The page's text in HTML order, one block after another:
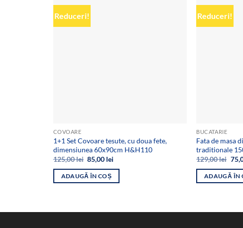
Reduceri!
COVOARE
1+1 Set Covoare tesute, cu doua fete,
dimensiunea 60x90cm H&H110
125,00lei Prețul
inițial
a
fost:
85,00 lei
este:
ADAUGĂ ÎN COȘ
Reduceri!
BUCATARIE
Fata de masa
traditionale
129,00lei
inițial
a
ADAUGĂ ÎN